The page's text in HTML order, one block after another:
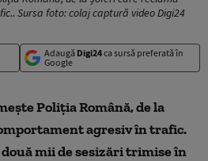
Sursa foto: colaj captură video Digi24
Adaugă Digi24ca sursă preferată în
Google
Poliția Română, de la
agresiv în trafic.
mii de sesizări trimise în